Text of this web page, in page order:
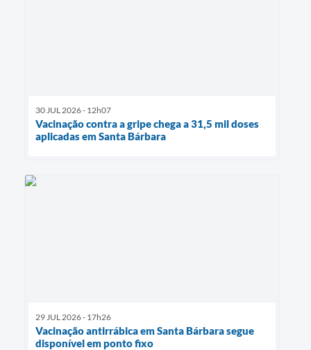
30 JUL 2026 - 12h07
Vacinação contra a gripe chega a 31,5 mil doses
aplicadas em Santa Bárbara
29 JUL 2026 - 17h26
Vacinação antirrábica em Santa Bárbara segue
disponível em ponto fixo